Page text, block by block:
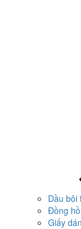
Dầu bôi
Đồng
Giấy